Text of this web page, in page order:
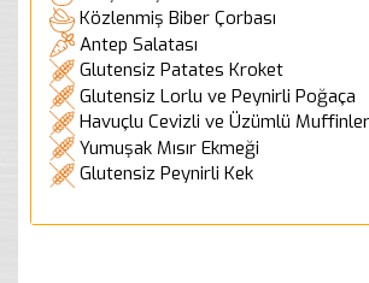
Közlenmiş Biber Çorbası
Antep Salatası
Glutensiz Patates Kroket
Glutensiz Lorlu ve Peynirli Poğaça
Havuçlu Cevizli ve Üzümlü Muffinler
Yumuşak Mısır Ekmeği
Glutensiz Peynirli Kek